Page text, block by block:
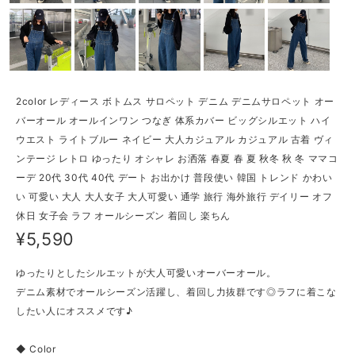
2color レディース ボトムス サロペット デニム デニムサロペット オー
バーオール オールインワン つなぎ 体系カバー ビッグシルエット ハイ
ウエスト ライトブルー ネイビー 大人カジュアル カジュアル 古着 ヴィ
ンテージ レトロ ゆったり オシャレ お洒落 春夏 春 夏 秋冬 秋 冬 ママコ
ーデ 20代 30代 40代 デート お出かけ 普段使い 韓国 トレンド かわい
い 可愛い 大人 大人女子 大人可愛い 通学 旅行 海外旅行 デイリー オフ
休日 女子会 ラフ オールシーズン 着回し 楽ちん
¥5,590
ゆったりとしたシルエットが大人可愛いオーバーオール。
デニム素材でオールシーズン活躍し、着回し力抜群です◎ラフに着こな
したい人にオススメです♪
◆ Color